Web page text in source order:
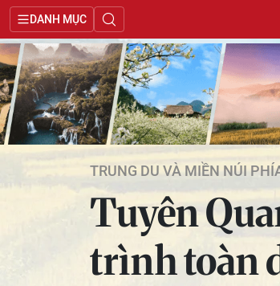
DANH MỤC
TRUNG DU VÀ MIỀN NÚI
Tuyên
trình toàn